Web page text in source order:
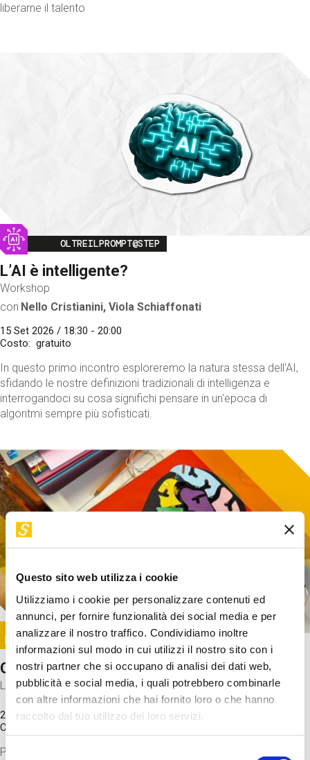
Questo sito web utilizza i cookie
Utilizziamo i cookie per personalizzare contenuti ed
annunci, per fornire funzionalità dei social media e per
analizzare il nostro traffico. Condividiamo inoltre
informazioni sul modo in cui utilizzi il nostro sito con i
nostri partner che si occupano di analisi dei dati web,
pubblicità e social media, i quali potrebbero combinarle
con altre informazioni che hai fornito loro o che hanno
raccolto dal tuo utilizzo dei loro servizi.
Selezione
liberarne il talento
Image
OLTREILPROMPT@STEP
L’AI è intelligente?
Workshop
con Nello Cristianini, Viola Schiaffonati
15 Set 2026 / 18:30 - 20:00
Costo
gratuito
In questo primo incontro esploreremo la natura stessa dell'AI,
sfidando le nostre definizioni tradizionali di intelligenza e
interrogandoci su cosa significhi pensare in un'epoca di
algoritmi sempre più sofisticati.
Image
SUNDAY@STEP
Come funziona il cervello?
Laboratorio
20 Set 2026 / 11:15 - 13:00
Costo
Proveremo a costruire un cervello in cartoncino cercando di